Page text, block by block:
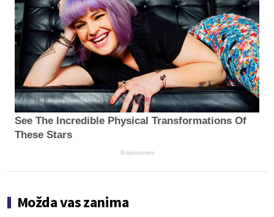
See The Incredible Physical Transformations Of
These Stars
Brainberries
Možda vas zanima